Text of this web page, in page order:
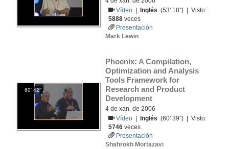
Vídeo
Inglés (53' 18'') | Visto:
5888 veces
Presentación
Mark Lewin
60' 42''
Phoenix: A Compilation,
Optimization and Analysis
Tools Framework for
Research and Product
Development
4 de xan. de 2006
Vídeo
Inglés (60' 39'') | Visto:
5746 veces
Presentación
Shahrokh Mortazavi